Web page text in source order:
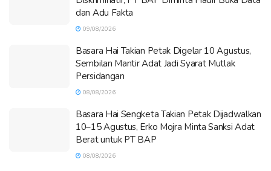
dan Adu Fakta
09/08/2026
Basara Hai Takian Petak Digelar 10 Agustus,
Sembilan Mantir Adat Jadi Syarat Mutlak
Persidangan
08/08/2026
Basara Hai Sengketa Takian Petak Dijadwalkan
10–15 Agustus, Erko Mojra Minta Sanksi Adat
Berat untuk PT BAP
08/08/2026